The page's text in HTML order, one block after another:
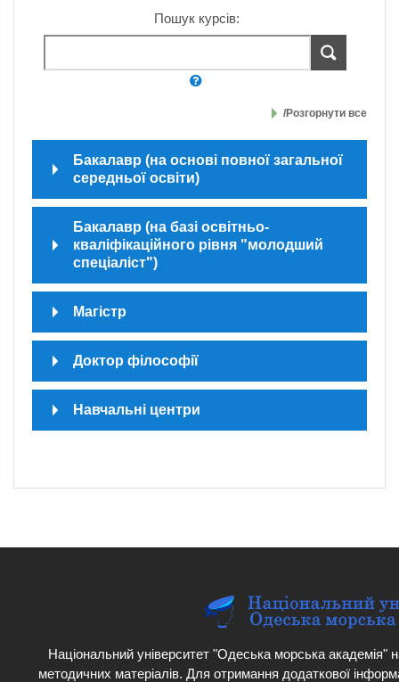
Пошук курсів:
/Розгорнути все
Бакалавр (на основі повної загальної
середньої освіти)
Бакалавр (на базі освітньо-
кваліфікаційного рівня "молодший
спеціаліст")
Магістр
Доктор філософії
Навчальні центри
Національний університет "Одеська морська академія"
методичних матеріалів. Для отримання додаткової